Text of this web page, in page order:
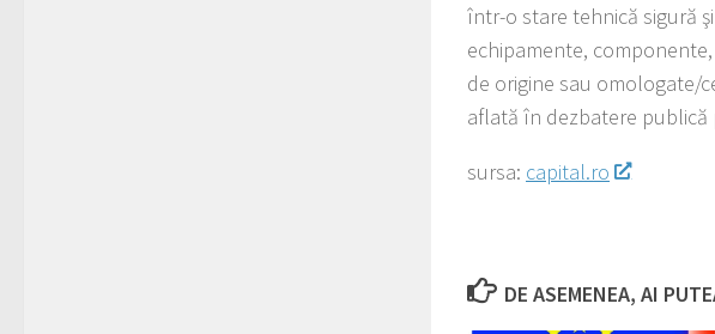
într-o stare tehnică sigură
echipamente,
de origine sau omologate/
aflată în dezbatere
sursa: capital.ro
DE ASEMENEA, AI